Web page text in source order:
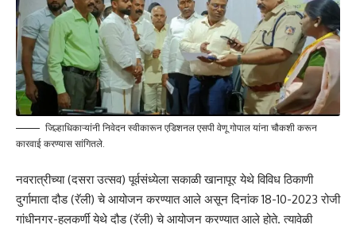
जिल्हाधिकाऱ्यांनी निवेदन स्वीकारून एडिशनल एसपी वेणू गोपाल यांना चौकशी करून
कारवाई करण्यास सांगितले.
नवरात्रीच्या (दसरा उत्सव) पूर्वसंध्येला सकाळी खानापूर येथे विविध ठिकाणी
दुर्गामाता दौड (रॅली) चे आयोजन करण्यात आले असून दिनांक 18-10-2023 रोजी
गांधीनगर-हलकर्णी येथे दौड (रॅली) चे आयोजन करण्यात आले होते. त्यावेळी